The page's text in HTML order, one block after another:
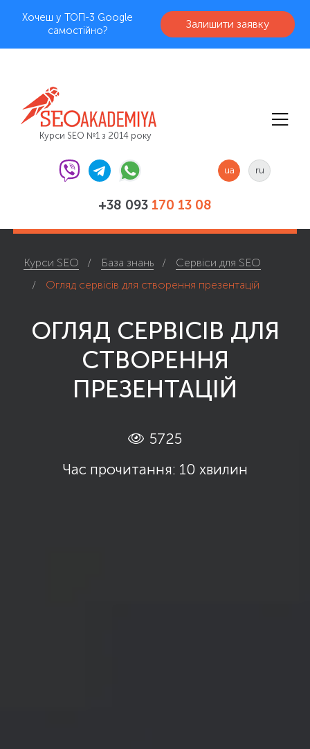
Хочеш у ТОП-3 Google
самостійно?
Залишити заявку
Курси SEO №1 з 2014 року
+38 093 170 13 08
ua ru
Курси SEO База знань
Сервіси для SEO
Огляд сервісів для створення презентацій
ОГЛЯД СЕРВІСІВ ДЛЯ
СТВОРЕННЯ
ПРЕЗЕНТАЦІЙ
5725
Час прочитання: 10 хвилин